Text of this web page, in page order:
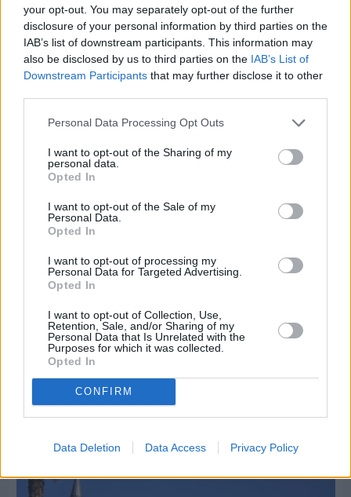
your opt-out. You may separately opt-out of the further
disclosure of your personal information by third parties on the
IAB’s list of downstream participants. This information may
also be disclosed by us to third parties on the IAB’s List of
Downstream Participants that may further disclose it to other
Personal Data Processing Opt Outs
I want to opt-out of the Sharing of my
personal data.
Opted In
I want to opt-out of the Sale of my
Personal Data.
Opted In
I want to opt-out of processing my
Personal Data for Targeted Advertising.
Opted In
I want to opt-out of Collection, Use,
Retention, Sale, and/or Sharing of my
Personal Data that Is Unrelated with the
Purposes for which it was collected.
Opted In
CONFIRM
Data Deletion Data Access Privacy Policy
Πριν 5 ημέρες
Εργασίες ασφαλτόστρωσης σε τρεις οδούς του
Βαρβασίου
Πριν 5 ημέρες
Διακοπές ρεύματος: Συνασπισμό των
επιχειρήσεων προτείνει το Επιμελητήριο